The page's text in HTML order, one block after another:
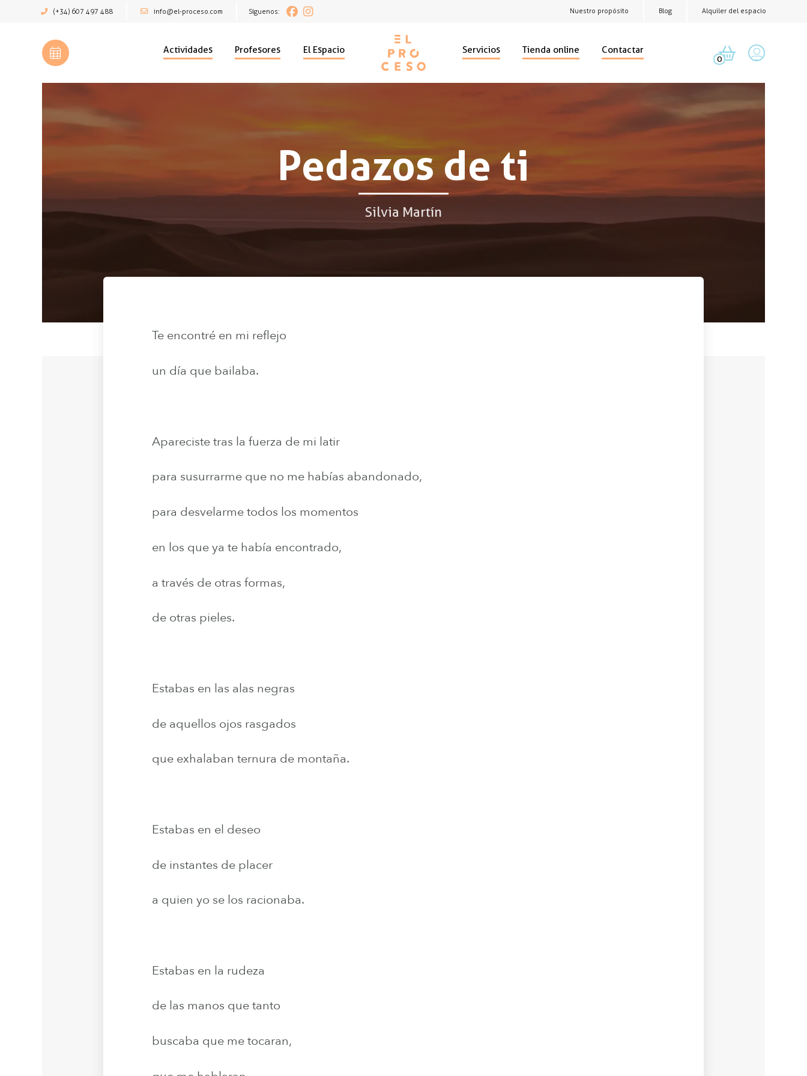
(+34) 607 497 488 info@el-proceso.com Síguenos: Nuestro propósito Blog Alquiler del espacio
Actividades Profesores El Espacio Servicios Tienda online Contactar
0
Pedazos de ti
Silvia Martín
Te encontré en mi reflejo
un día que bailaba.
Apareciste tras la fuerza de mi latir
para susurrarme que no me habías abandonado,
para desvelarme todos los momentos
en los que ya te había encontrado,
a través de otras formas,
de otras pieles.
Estabas en las alas negras
de aquellos ojos rasgados
que exhalaban ternura de montaña.
Estabas en el deseo
de instantes de placer
a quien yo se los racionaba.
Estabas en la rudeza
de las manos que tanto
buscaba que me tocaran,